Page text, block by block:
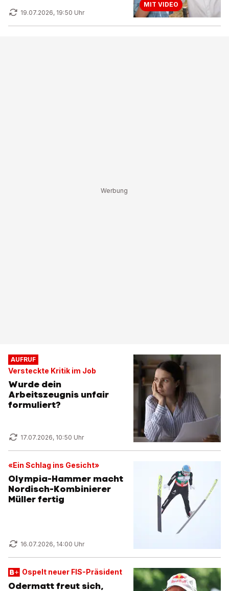
19.07.2026, 19:50 Uhr
MIT VIDEO
AUFRUF
Versteckte Kritik im Job
Wurde dein
Arbeitszeugnis unfair
formuliert?
17.07.2026, 10:50 Uhr
«Ein Schlag ins Gesicht»
Olympia-Hammer macht
Nordisch-Kombinierer
Müller fertig
16.07.2026, 14:00 Uhr
Ospelt neuer FIS-Präsident
Odermatt freut sich,